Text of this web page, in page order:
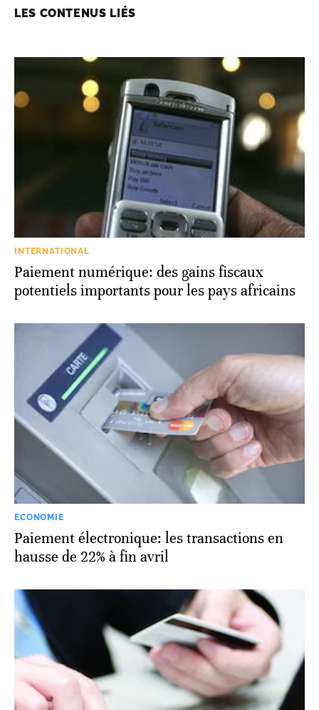
LES CONTENUS LIÉS
INTERNATIONAL
Paiement numérique: des gains fiscaux
potentiels importants pour les pays africains
ECONOMIE
Paiement électronique: les transactions en
hausse de 22% à fin avril